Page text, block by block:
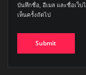
บันทึกชื่อ, อีเมล และชื่อเว็บ
เห็นครั้งถัดไป